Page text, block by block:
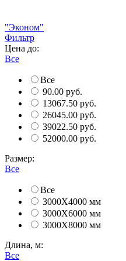
"Эконом"
Фильтр
Цена до:
Все
Все
90.00 руб.
13067.50 руб.
26045.00 руб.
39022.50 руб.
52000.00 руб.
Размер:
Все
Все
3000Х4000 мм
3000Х6000 мм
3000Х8000 мм
Длина, м:
Все